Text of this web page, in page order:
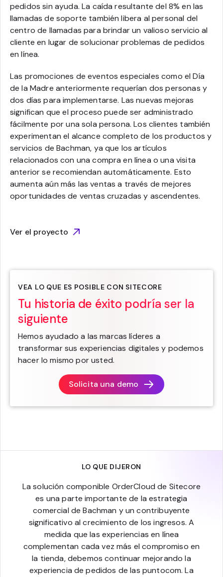
pedidos sin ayuda. La caída resultante del 8% en las
llamadas de soporte también libera al personal del
centro de llamadas para brindar un valioso servicio al
cliente en lugar de solucionar problemas de pedidos
en línea.
Las promociones de eventos especiales como el Día
de la Madre anteriormente requerían dos personas y
dos días para implementarse. Las nuevas mejoras
significan que el proceso puede ser administrado
fácilmente por una sola persona. Los clientes también
experimentan el alcance completo de los productos y
servicios de Bachman, ya que los artículos
relacionados con una compra en línea o una visita
anterior se recomiendan automáticamente. Esto
aumenta aún más las ventas a través de mejores
oportunidades de ventas cruzadas y ascendentes.
Ver el proyecto
VEA LO QUE ES POSIBLE CON SITECORE
Tu historia de éxito podría ser la
siguiente
Hemos ayudado a las marcas líderes a
transformar sus experiencias digitales y podemos
hacer lo mismo por usted.
Solicita una demo
LO QUE DIJERON
La solución componible OrderCloud de Sitecore
es una parte importante de la estrategia
comercial de Bachman y un contribuyente
significativo al crecimiento de los ingresos. A
medida que las experiencias en línea
complementan cada vez más el compromiso en
la tienda, debemos continuar mejorando la
experiencia de pedidos de las puntocom. La